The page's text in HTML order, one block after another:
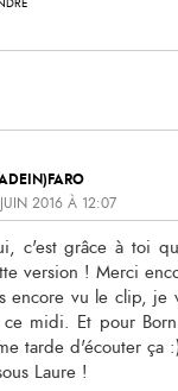
2016 À 12:07
c'est grâce à toi
version ! Merci
encore vu le clip, je
ce midi. Et pour
tarde d'écouter ça
Laure !